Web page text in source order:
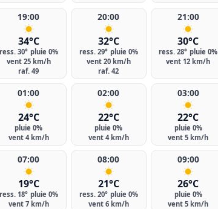
19:00
34°C
ress. 30° pluie 0%
vent 25 km/h
raf. 49
20:00
32°C
ress. 29° pluie 0%
vent 20 km/h
raf. 42
21:00
30°C
ress. 28° pluie 0%
vent 12 km/h
01:00
24°C
pluie 0%
vent 4 km/h
02:00
22°C
pluie 0%
vent 4 km/h
03:00
22°C
pluie 0%
vent 5 km/h
07:00
19°C
ress. 18° pluie 0%
vent 7 km/h
08:00
21°C
ress. 20° pluie 0%
vent 6 km/h
09:00
26°C
pluie 0%
vent 5 km/h